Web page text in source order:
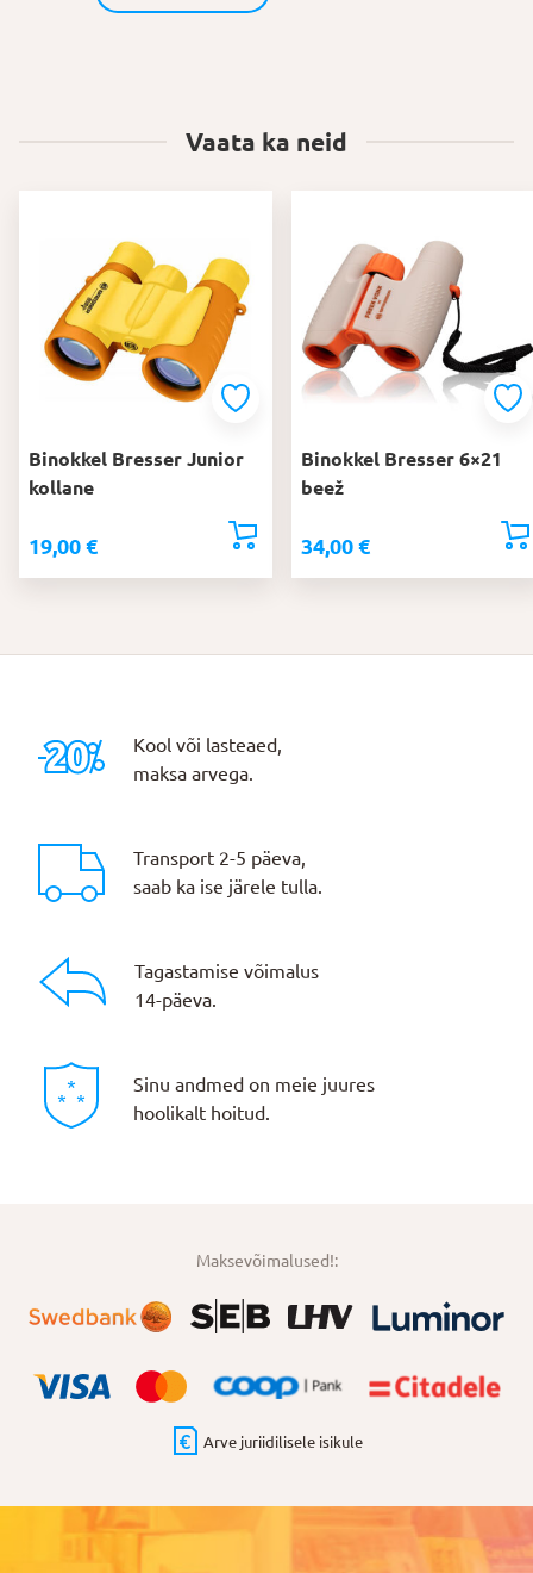
Vaata ka neid
Binokkel Bresser Junior
kollane
19,00 €
Binokkel Bresser 6×21
beež
34,00 €
Kool või lasteaed,
maksa arvega.
Transport 2-5 päeva,
saab ka ise järele tulla.
Tagastamise võimalus
14-päeva.
Sinu andmed on meie juures
hoolikalt hoitud.
Maksevõimalused!:
Arve juriidilisele isikule